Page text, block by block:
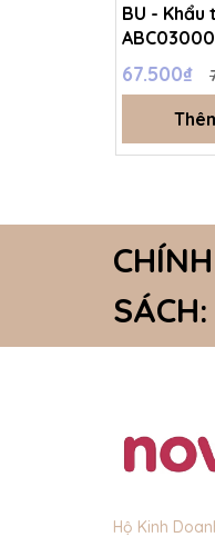
BU -
cam - Free
SS26.T4C
67.500₫
CHÍNH
SÁCH:
Hộ Kinh